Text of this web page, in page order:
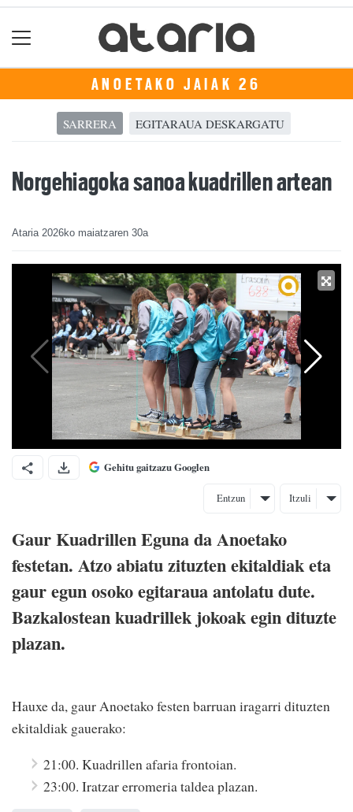
ANOETAKO JAIAK 26
SARRERA EGITARAUA DESKARGATU
Norgehiagoka sanoa kuadrillen artean
Ataria 2026ko maiatzaren 30a
Gehitu gaitzazu Googlen
Entzun Itzuli
Gaur Kuadrillen Eguna da Anoetako
festetan. Atzo abiatu zituzten ekitaldiak eta
gaur egun osoko egitaraua antolatu dute.
Bazkalostean kuadrillek jokoak egin dituzte
plazan.
Hauxe da, gaur Anoetako festen barruan iragarri dituzten
ekitaldiak gauerako:
21:00. Kuadrillen afaria frontoian.
23:00. Iratzar erromeria taldea plazan.